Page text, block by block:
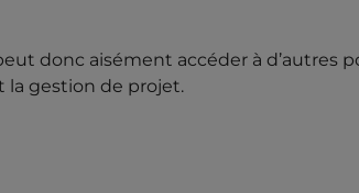
donc aisément accéder à d’autres
la gestion de projet.